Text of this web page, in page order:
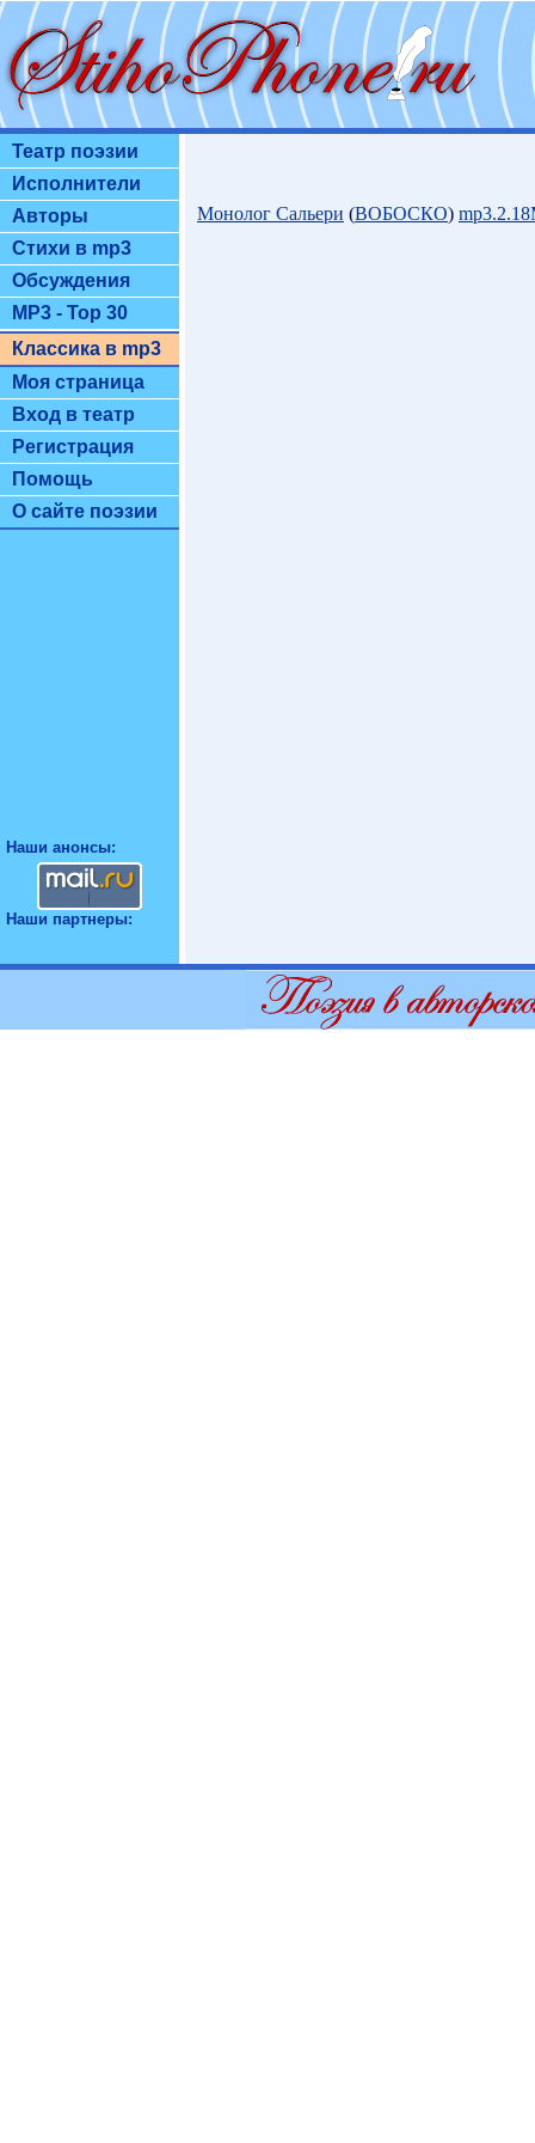
Театр поэзии
Исполнители
Авторы
Стихи в mp3
Обсуждения
MP3 - Top 30
Классика в mp3
Моя страница
Вход в театр
Регистрация
Помощь
О сайте поэзии
Наши анонсы:
Наши партнеры:
Монолог Сальери (ВОБОСКО)